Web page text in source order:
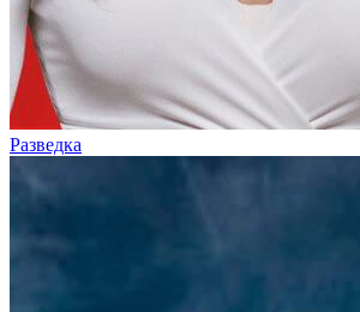
Разведка